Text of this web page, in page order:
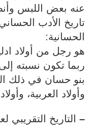
عنه بعض اللبس
تاريخ الأدب
الحسانية:
هو رجل من أولاد
ربما تكون نسبته
بنو حسان في ذلك
وأولاد العربية،
– التاريخ